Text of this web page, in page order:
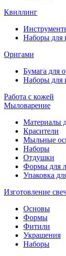
Квиллинг
Наборы для
Оригами
Бумага для
Наборы для
Работа с кожей
Мыловарение
Материалы
Красители
Мыльные
Наборы
Отдушки
Формы для
Упаковка
Изготовление
Основы
Формы
Фитили
Украшения
Наборы